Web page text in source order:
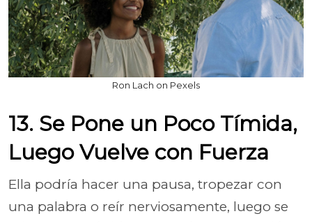
Ron Lach on Pexels
13. Se Pone un Poco Tímida,
Luego Vuelve con Fuerza
Ella podría hacer una pausa, tropezar con
una palabra o reír nerviosamente, luego se